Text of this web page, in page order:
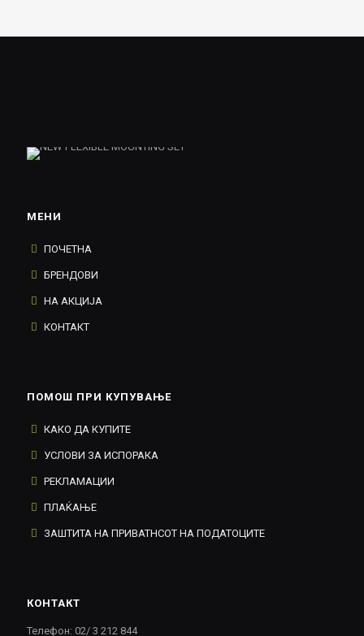
МЕНИ
ПОЧЕТНА
БРЕНДОВИ
НА АКЦИЈА
КОНТАКТ
ПОМОШ ПРИ КУПУВАЊЕ
КАКО ДА КУПИТЕ
УСЛОВИ ЗА ИСПОРАКА
РЕКЛАМАЦИИ
ПЛАЌАЊЕ
ЗАШТИТА НА ПРИВАТНСОТ НА ПОДАТОЦИТЕ
КОНТАКТ
Телефон: 02/ 3 212 844